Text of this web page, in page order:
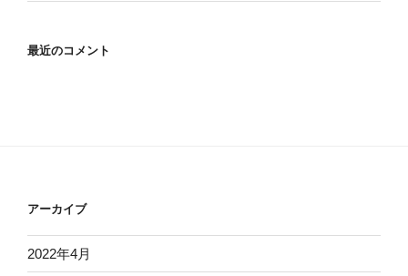
最近のコメント
アーカイブ
2022年4月